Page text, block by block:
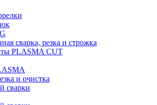
сварка, резка и строжка
PLASMA CUT
и очистка
сварки